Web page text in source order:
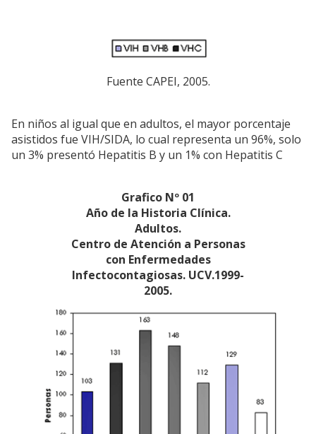
Fuente CAPEI, 2005.
En niños al igual que en adultos, el mayor porcentaje
asistidos fue VIH/SIDA, lo cual representa un 96%, solo
un 3% presentó Hepatitis B y un 1% con Hepatitis C
Grafico Nº 01
Año de la Historia Clínica.
Adultos.
Centro de Atención a Personas
con Enfermedades
Infectocontagiosas. UCV.1999-
2005.